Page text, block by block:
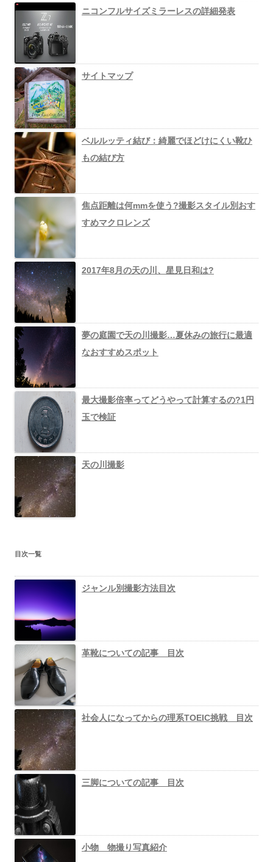
ニコンフルサイズミラーレスの詳細発表
サイトマップ
ベルルッティ結び：綺麗でほどけにくい靴ひ
もの結び方
焦点距離は何mmを使う?撮影スタイル別おす
すめマクロレンズ
2017年8月の天の川、星見日和は?
夢の庭園で天の川撮影…夏休みの旅行に最適
なおすすめスポット
最大撮影倍率ってどうやって計算するの?1円
玉で検証
天の川撮影
目次一覧
ジャンル別撮影方法目次
革靴についての記事 目次
社会人になってからの理系TOEIC挑戦 目次
三脚についての記事 目次
小物 物撮り写真紹介